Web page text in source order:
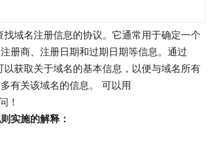
找域名注册信息的协议。它通常用于确定一个
册商、注册日期和过期日期等信息。通过
以获取关于域名的基本信息，以便与域名所有
有关该域名的信息。 可以用
！
实施的解释：